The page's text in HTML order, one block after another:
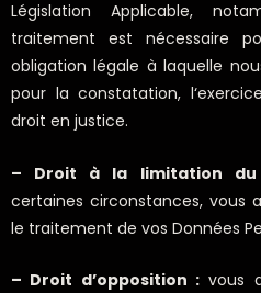
Législation Applicable,
traitement est nécessaire
obligation légale à laquelle
pour la constatation,
droit en justice.
– Droit à la limitation
certaines circonstances, vous
le traitement de vos Données
– Droit d’opposition : vous